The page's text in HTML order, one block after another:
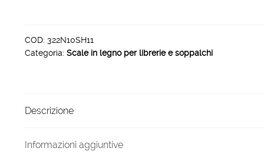
legno
10
tinto
quantità
COD: 322N10SH11
Categoria: Scale in legno per librerie e soppalchi
Descrizione
Informazioni aggiuntive